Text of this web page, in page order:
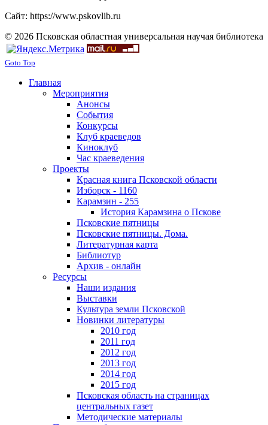
Сайт: https://www.pskovlib.ru
© 2026 Псковская областная универсальная научая библиотека
Goto Top
Главная
Мероприятия
Анонсы
События
Конкурсы
Клуб краеведов
Киноклуб
Час краеведения
Проекты
Красная книга Псковской области
Изборск - 1160
Карамзин - 255
История Карамзина о Пскове
Псковские пятницы
Псковские пятницы. Дома.
Литературная карта
Библиотур
Архив - онлайн
Ресурсы
Наши издания
Выставки
Культура земли Псковской
Новинки литературы
2010 год
2011 год
2012 год
2013 год
2014 год
2015 год
Псковская область на страницах
центральных газет
Методические материалы